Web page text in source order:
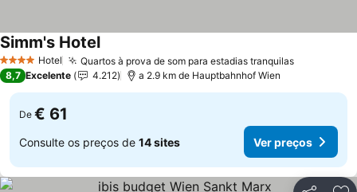
4 EstrelasHotel Quartos à prova de som para estadias tranquilas
Simm's Hotel
8,7 Excelente 4.212 a 2.9 km de Hauptbahnhof Wien
De € 61
Consulte os preços de 14 sites Ver preços